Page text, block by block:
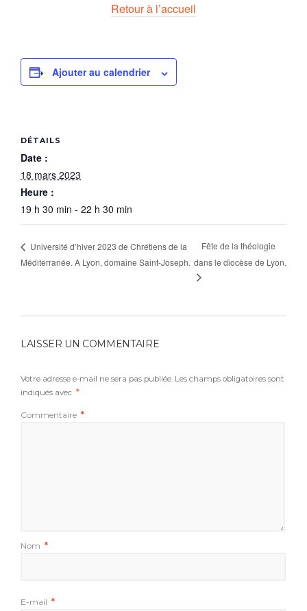
Retour à l’accueil
Ajouter au calendrier
DÉTAILS
Date :
18 mars 2023
Heure :
19 h 30 min - 22 h 30 min
Université d’hiver 2023 de Chrétiens de la
Méditerranée. A Lyon, domaine Saint-Joseph.
Fête de la théologie
dans le diocèse de Lyon.
LAISSER UN COMMENTAIRE
Votre adresse e-mail ne sera pas publiée. Les champs obligatoires sont
indiqués avec *
Commentaire *
Nom *
E-mail *